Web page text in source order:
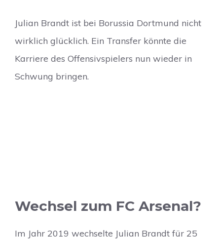
Julian Brandt ist bei Borussia Dortmund nicht
wirklich glücklich. Ein Transfer könnte die
Karriere des Offensivspielers nun wieder in
Schwung bringen.
Wechsel zum FC Arsenal?
Im Jahr 2019 wechselte Julian Brandt für 25